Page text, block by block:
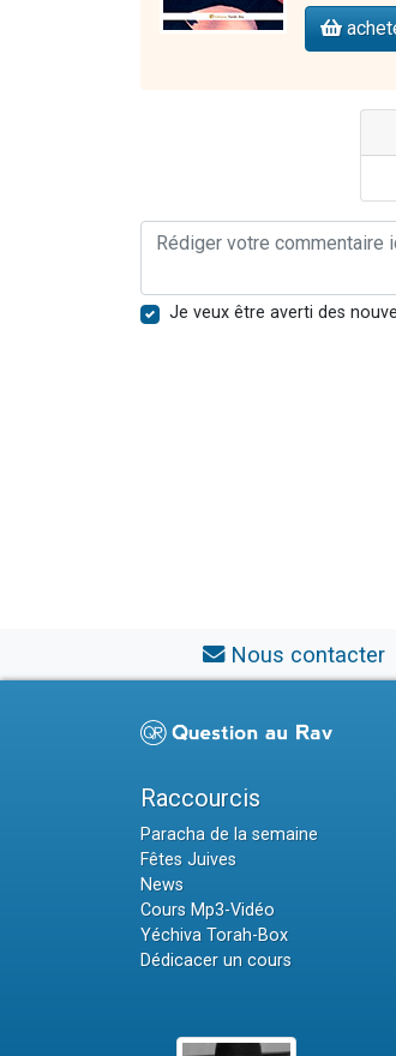
Je veux être averti des
Nous contacter
Raccourcis
Paracha de la semaine
Fêtes Juives
News
Cours Mp3-Vidéo
Yéchiva Torah-Box
Dédicacer un cours